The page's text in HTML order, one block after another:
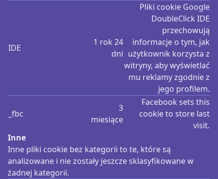
IDE
1 rok 24
dni
Pliki cookie Google
DoubleClick IDE
przechowują
informacje o tym, jak
użytkownik korzysta z
witryny, aby wyświetlać
mu reklamy zgodnie z
jego profilem.
_fbc
3
miesiące
Facebook sets this
cookie to store last
visit.
Inne
Inne pliki cookie bez kategorii to te, które są
analizowane i nie zostały jeszcze sklasyfikowane w
żadnej kategorii.